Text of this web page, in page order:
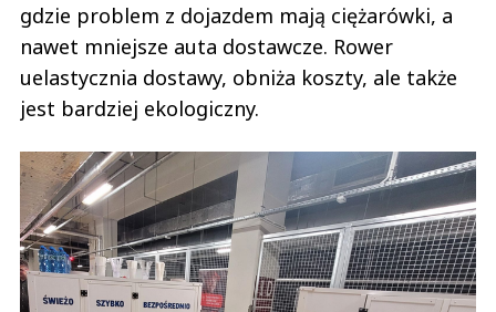
gdzie problem z dojazdem mają ciężarówki, a
nawet mniejsze auta dostawcze. Rower
uelastycznia dostawy, obniża koszty, ale także
jest bardziej ekologiczny.